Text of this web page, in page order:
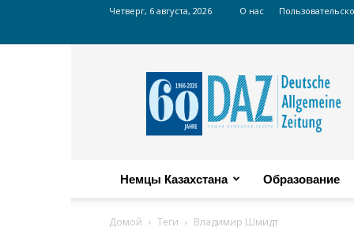
Четверг, 6 августа, 2026 О нас
Russian
DAZ
Немцы Казахстана Образование
Домой Теги Владимир Шмидт